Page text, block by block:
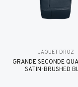
JAQUET DROZ
GRANDE SECONDE
SATIN-BRUSHED